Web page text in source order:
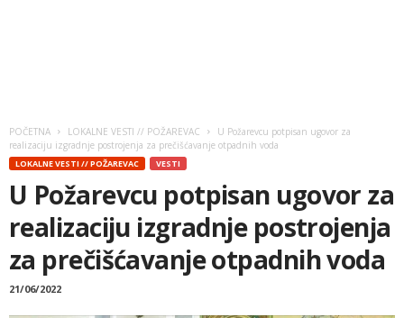
POČETNA LOKALNE VESTI // POŽAREVAC
U Požarevcu potpisan ugovor za
realizaciju izgradnje postrojenja za prečišćavanje otpadnih voda
LOKALNE VESTI // POŽAREVAC VESTI
U Požarevcu potpisan ugovor za
realizaciju izgradnje postrojenja
za prečišćavanje otpadnih voda
21/06/2022